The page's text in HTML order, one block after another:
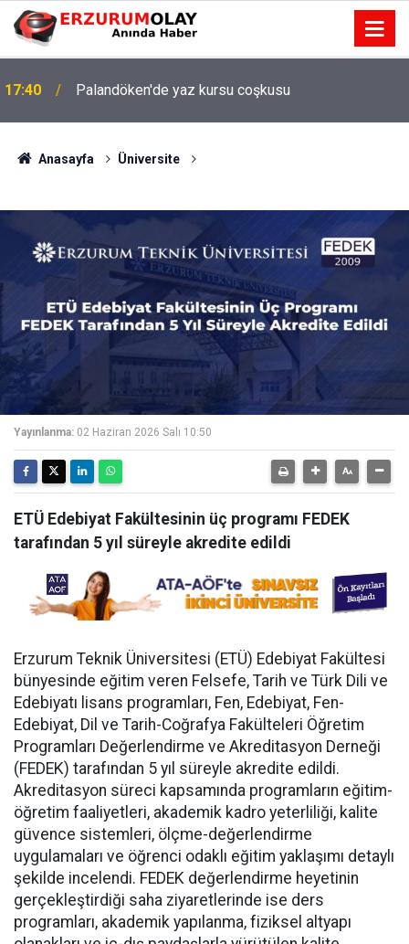
17:40 Palandöken'de yaz kursu coşkusu
Anasayfa Üniversite
Yayınlanma: 02 Haziran 2026 Salı 10:50
ETÜ Edebiyat Fakültesinin üç programı FEDEK
tarafından 5 yıl süreyle akredite edildi
Erzurum Teknik Üniversitesi (ETÜ) Edebiyat Fakültesi
bünyesinde eğitim veren Felsefe, Tarih ve Türk Dili ve
Edebiyatı lisans programları, Fen, Edebiyat, Fen-
Edebiyat, Dil ve Tarih-Coğrafya Fakülteleri Öğretim
Programları Değerlendirme ve Akreditasyon Derneği
(FEDEK) tarafından 5 yıl süreyle akredite edildi.
Akreditasyon süreci kapsamında programların eğitim-
öğretim faaliyetleri, akademik kadro yeterliliği, kalite
güvence sistemleri, ölçme-değerlendirme
uygulamaları ve öğrenci odaklı eğitim yaklaşımı detaylı
şekilde incelendi. FEDEK değerlendirme heyetinin
gerçekleştirdiği saha ziyaretlerinde ise ders
programları, akademik yapılanma, fiziksel altyapı